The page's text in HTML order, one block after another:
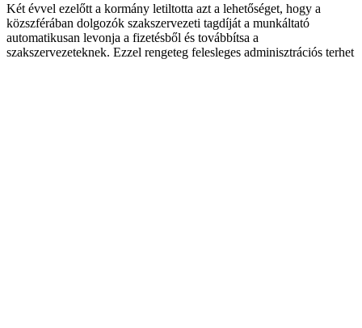
Két évvel ezelőtt a kormány letiltotta azt a lehetőséget, hogy a
közszférában dolgozók szakszervezeti tagdíját a munkáltató
automatikusan levonja a fizetésből és továbbítsa a
szakszervezeteknek. Ezzel rengeteg felesleges adminisztrációs terhet